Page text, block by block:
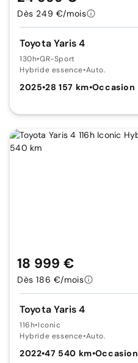
Toyota Yaris 4
130h•GR-Sport
Hybride essence•Auto.
2025•28 157 km•Occasion
Dès 249 €/mois
Toyota Yaris 4
116h•Iconic
Hybride essence•Auto.
2022•47 540 km•Occasion
18 999 €
Dès 186 €/mois